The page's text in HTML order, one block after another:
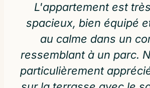
L'appartement est
spacieux, bien équipé
au calme dans un
ressemblant à un parc.
particulièrement